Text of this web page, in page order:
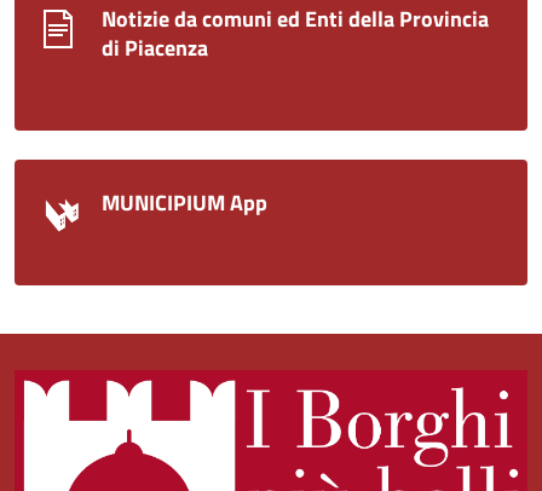
Notizie da comuni ed Enti della Provincia
di Piacenza
MUNICIPIUM App